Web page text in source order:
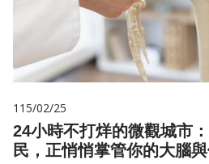
115/02/25
24小時不打烊的微觀城市
民，正悄悄掌管你的大腦